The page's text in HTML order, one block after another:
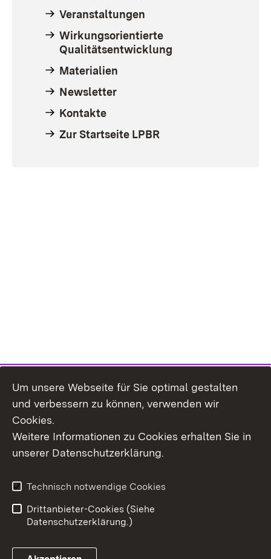
Veranstaltungen
Wirkungsorientierte
Qualitätsentwicklung
Materialien
Newsletter
Kontakte
Zur Startseite LPBR
Erklärung zur
Benutzungshinweise
Um unsere Webseite für Sie optimal gestalten
und verbessern zu können, verwenden wir
Cookies.
Weitere Informationen zu Cookies erhalten Sie in
unserer Datenschutzerklärung.
Technisch notwendige Cookies
Drittanbieter-Cookies (Siehe
Datenschutzerklärung.)